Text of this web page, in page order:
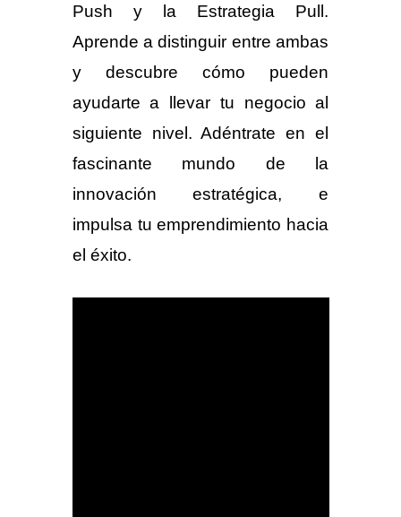
Push y la Estrategia Pull.
Aprende a distinguir entre ambas
y descubre cómo pueden
ayudarte a llevar tu negocio al
siguiente nivel. Adéntrate en el
fascinante mundo de la
innovación estratégica, e
impulsa tu emprendimiento hacia
el éxito.